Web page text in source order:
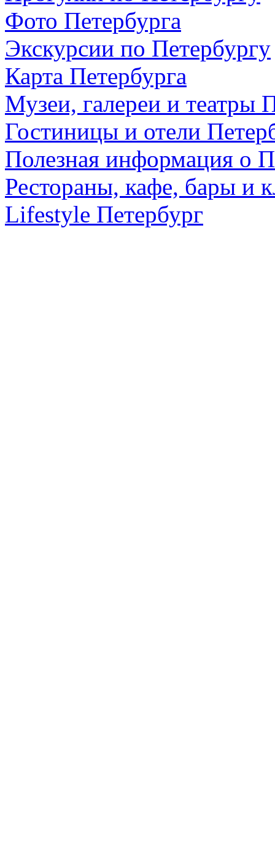
Фото Петербурга
Экскурсии по Петербургу
Карта Петербурга
Музеи, галереи и театры
Гостиницы и отели
Полезная информация о
Рестораны, кафе, бары и
Lifestyle Петербург